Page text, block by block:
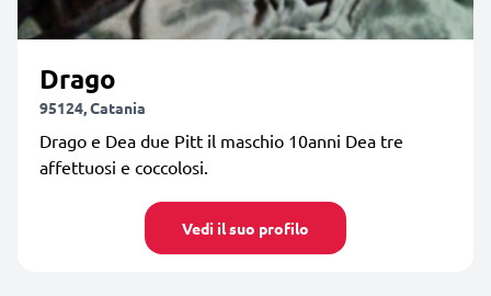
Drago
95124, Catania
Drago e Dea due Pitt il maschio 10anni Dea tre
affettuosi e coccolosi.
Vedi il suo profilo